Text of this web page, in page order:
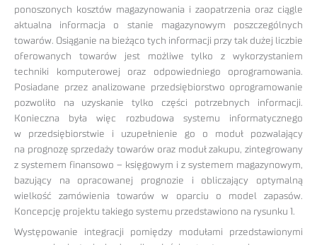
ponoszonych kosztów magazynowania i zaopatrzenia oraz ciągle
aktualna informacja o stanie magazynowym poszczególnych
towarów. Osiąganie na bieżąco tych informacji przy tak dużej liczbie
oferowanych towarów jest możliwe tylko z wykorzystaniem
techniki komputerowej oraz odpowiedniego oprogramowania.
Posiadane przez analizowane przedsiębiorstwo oprogramowanie
pozwoliło na uzyskanie tylko części potrzebnych informacji.
Konieczna była więc rozbudowa systemu informatycznego
w przedsiębiorstwie i uzupełnienie go o moduł pozwalający
na prognozę sprzedaży towarów oraz moduł zakupu, zintegrowany
z systemem finansowo – księgowym i z systemem magazynowym,
bazujący na opracowanej prognozie i obliczający optymalną
wielkość zamówienia towarów w oparciu o model zapasów.
Koncepcję projektu takiego systemu przedstawiono na rysunku 1.
Występowanie integracji pomiędzy modułami przedstawionymi